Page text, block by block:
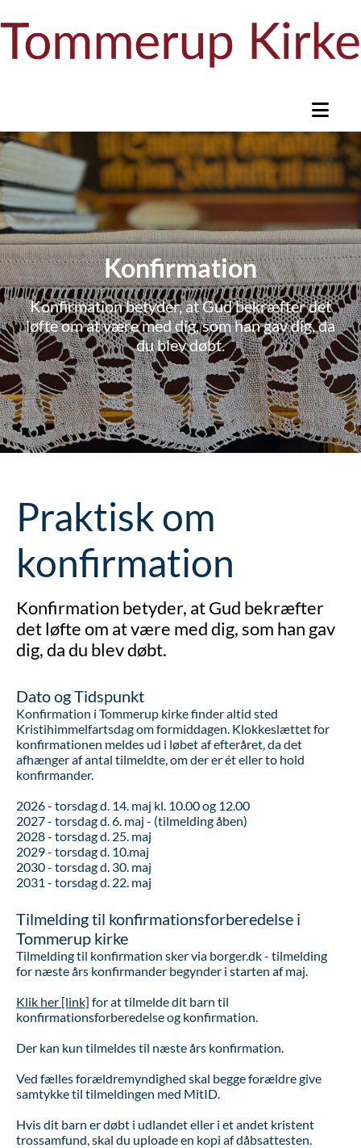
Konfirmation
Konfirmation betyder, at Gud bekræfter det
løfte om at være med dig, som han gav dig, da
du blev døbt.
Praktisk om
konfirmation
Konfirmation betyder, at Gud bekræfter
det løfte om at være med dig, som han gav
dig, da du blev døbt.
Dato og Tidspunkt
Konfirmation i Tommerup kirke finder altid sted
Kristihimmelfartsdag om formiddagen. Klokkeslættet for
konfirmationen meldes ud i løbet af efteråret, da det
afhænger af antal tilmeldte, om der er ét eller to hold
konfirmander.
2026 - torsdag d. 14. maj kl. 10.00 og 12.00
2027 - torsdag d. 6. maj - (tilmelding åben)
2028 - torsdag d. 25. maj
2029 - torsdag d. 10.maj
2030 - torsdag d. 30. maj
2031 - torsdag d. 22. maj
Tilmelding til konfirmationsforberedelse i
Tommerup kirke
Tilmelding til konfirmation sker via borger.dk - tilmelding
for næste års konfirmander begynder i starten af maj.
Klik her [link] for at tilmelde dit barn til
konfirmationsforberedelse og konfirmation.
Der kan kun tilmeldes til næste års konfirmation.
Ved fælles forældremyndighed skal begge forældre give
samtykke til tilmeldingen med MitID.
Hvis dit barn er døbt i udlandet eller i et andet kristent
trossamfund, skal du uploade en kopi af dåbsattesten.